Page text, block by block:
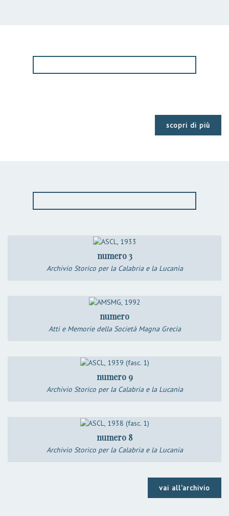
scopri di più
numero 3
Archivio Storico per la Calabria e la Lucania
numero
Atti e Memorie della Società Magna Grecia
numero 9
Archivio Storico per la Calabria e la Lucania
numero 8
Archivio Storico per la Calabria e la Lucania
vai all'archivio